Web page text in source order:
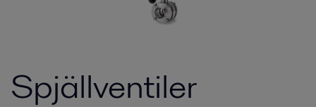
Spjällventiler